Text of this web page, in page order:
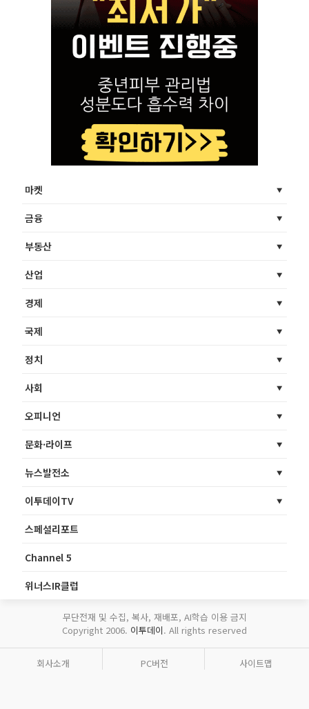
마켓
금융
부동산
산업
경제
국제
정치
사회
오피니언
문화·라이프
뉴스발전소
이투데이TV
스페셜리포트
Channel 5
위너스IR클럽
무단전재 및 수집, 복사, 재배포, AI학습 이용 금지
Copyright 2006. 이투데이. All rights reserved
회사소개 PC버전 사이트맵